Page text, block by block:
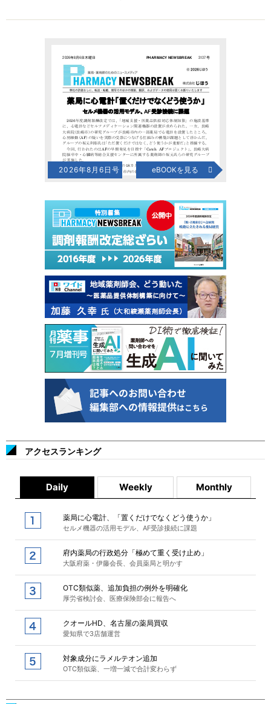
2026年8月6日号 eBOOKを見る
アクセスランキング
Daily Weekly Monthly
薬局に心電計、「置くだけでなくどう使うか」
セルメ機器の活用モデル、AF受診接続に課題
府内薬局の行政処分「極めて重く受け止め」
大阪府薬・伊藤会長、会員薬局と明かす
OTC類似薬、追加負担の例外を明確化
厚労省検討会、医療保険部会に報告へ
クオールHD、名古屋の薬局買収
愛知県で3店舗運営
対象成分にラメルテオン追加
OTC類似薬、一増一減で合計変わらず